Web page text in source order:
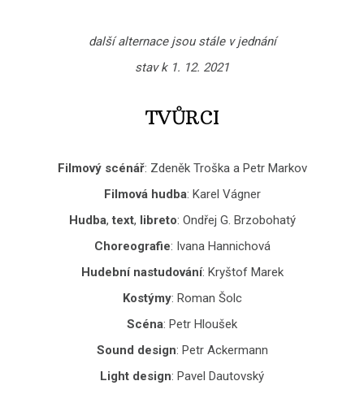
další alternace jsou stále v jednání
stav k 1. 12. 2021
TVŮRCI
Filmový scénář: Zdeněk Troška a Petr Markov
Filmová hudba: Karel Vágner
Hudba,text, libreto: Ondřej G. Brzobohatý
Choreografie: Ivana Hannichová
Hudební nastudování: Kryštof Marek
Kostýmy: Roman Šolc
Scéna: Petr Hloušek
Sound design: Petr Ackermann
Light design: Pavel Dautovský